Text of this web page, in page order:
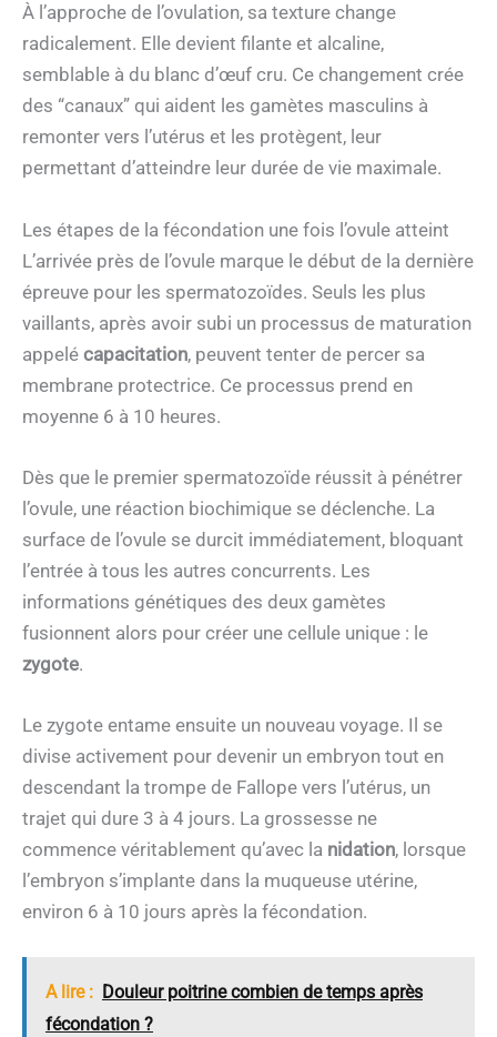
À l’approche de l’ovulation, sa texture change
radicalement. Elle devient filante et alcaline,
semblable à du blanc d’œuf cru. Ce changement crée
des “canaux” qui aident les gamètes masculins à
remonter vers l’utérus et les protègent, leur
permettant d’atteindre leur durée de vie maximale.
Les étapes de la fécondation une fois l’ovule atteint
L’arrivée près de l’ovule marque le début de la dernière
épreuve pour les spermatozoïdes. Seuls les plus
vaillants, après avoir subi un processus de maturation
appelé capacitation, peuvent tenter de percer sa
membrane protectrice. Ce processus prend en
moyenne 6 à 10 heures.
Dès que le premier spermatozoïde réussit à pénétrer
l’ovule, une réaction biochimique se déclenche. La
surface de l’ovule se durcit immédiatement, bloquant
l’entrée à tous les autres concurrents. Les
informations génétiques des deux gamètes
fusionnent alors pour créer une cellule unique : le
zygote.
Le zygote entame ensuite un nouveau voyage. Il se
divise activement pour devenir un embryon tout en
descendant la trompe de Fallope vers l’utérus, un
trajet qui dure 3 à 4 jours. La grossesse ne
commence véritablement qu’avec la nidation, lorsque
l’embryon s’implante dans la muqueuse utérine,
environ 6 à 10 jours après la fécondation.
A lire : Douleur poitrine combien de temps après
fécondation ?